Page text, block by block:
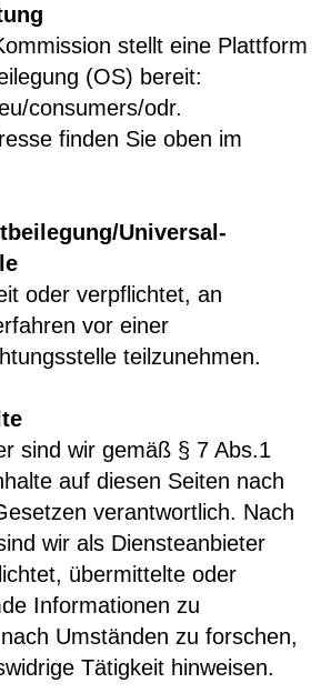
stellt eine Plattform
(OS) bereit:
consumers/odr.
finden Sie oben im
Universal­
oder verpflichtet, an
vor einer
teilzunehmen.
sind wir gemäß § 7 Abs.1
auf diesen Seiten nach
verantwortlich. Nach
wir als Diensteanbieter
übermittelte oder
Informationen zu
Umständen zu forschen,
Tätigkeit hinweisen.